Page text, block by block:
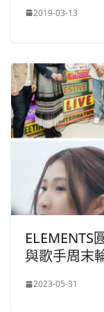
2019-03-13
ELEMENTS
與歌手周末
2023-05-31